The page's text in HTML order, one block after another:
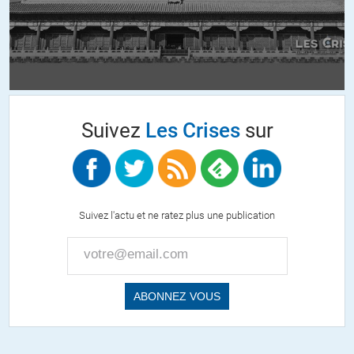
des oligarques et ne feront strictement rien pour améliorer le sort
de la population.
Normal, ils sont payés pour ça, quelque soit « l’idéologie » qu’ils
//07.04.2022 à 13h03
Personnellement, je vote utile pour me débarrasser des deux
pseudo favoris, la bonnet blanche et le bonnet blanc. Condition
ALERTER
Idomar//07.04.2022 à 15h58
Stratégie assez bizarre, le vote utile ne l’étant que pour certains,
les autres ayant une autre notion de l’utilité, d’autres encore une
Suivez Les Crisessur
Suivez l'actu et ne ratez plus une publication